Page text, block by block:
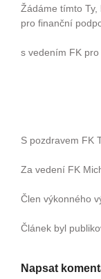
Žádáme tímto
pro finanční
s vedením FK pro
S pozdravem FK
Za vedení FK
Člen výkonného
Článek byl
Napsat